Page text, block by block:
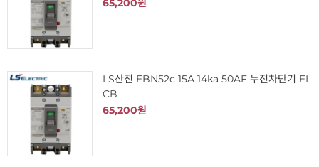
65,200원
LS산전 EBN52c 15A 14ka 50AF 누전차단기 EL
CB
65,200원